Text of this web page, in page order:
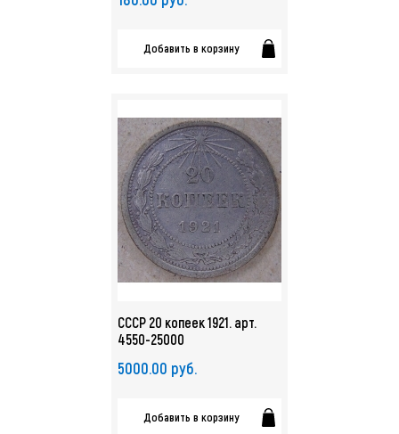
Добавить в корзину
СССР 20 копеек 1921. арт.
4550-25000
5000.00 руб.
Добавить в корзину